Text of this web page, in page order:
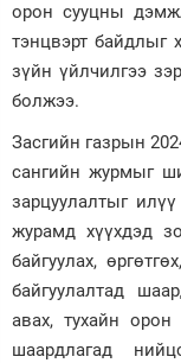
орон сууцны
тэнцвэрт байдлыг
зүйн үйлчилгээ
болжээ.
Засгийн газрын
сангийн журмыг
зарцуулалтыг
журамд хүүхдэд
байгуулах,
байгуулалтад
авах, тухайн орон
шаардлагад